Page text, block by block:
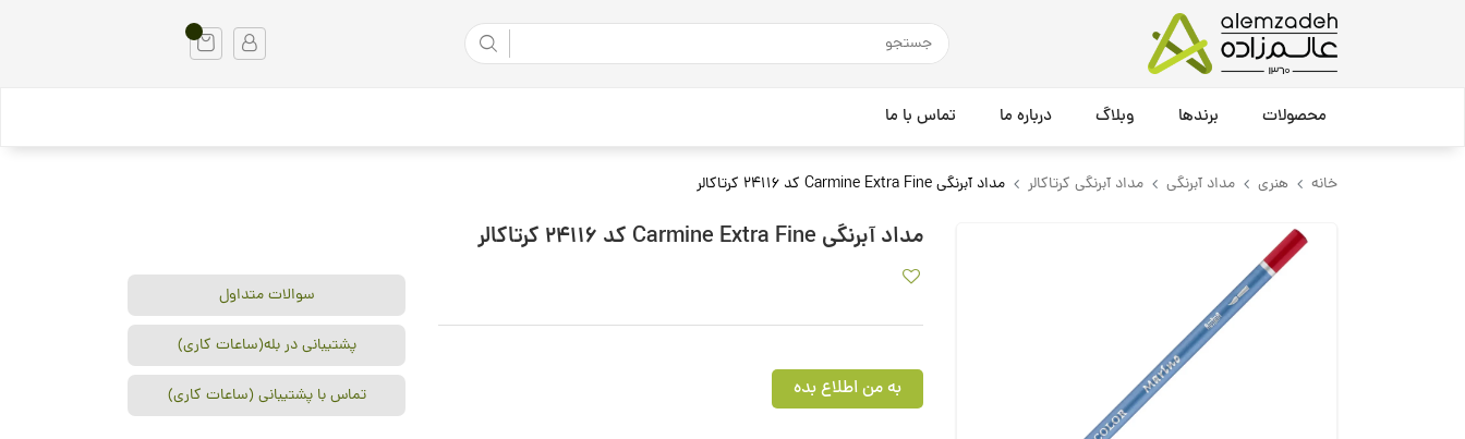
محصولات برندها وبلاگ درباره ما تماس با ما
خانه هنری مداد آبرنگی مداد آبرنگی کرتاکالر مداد آبرنگی Carmine Extra Fine کد 24116 کرتاکالر
مداد آبرنگی Carmine Extra Fine کد 24116 کرتاکالر
به من اطلاع بده
سوالات متداول
پشتیبانی در بله(ساعات کاری)
تماس با پشتیبانی (ساعات کاری)